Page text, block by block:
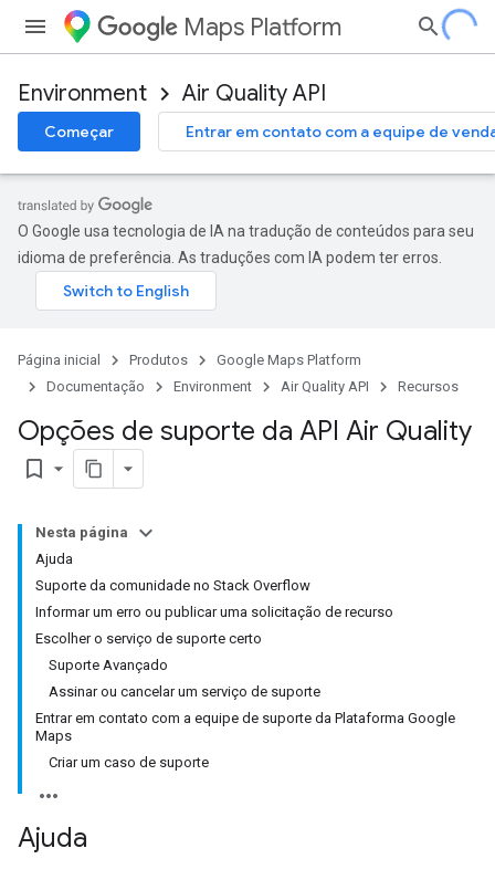
Maps Platform
Environment Air Quality API
Começar Entrar em contato com a equipe de
O Google usa tecnologia de IA na tradução de conteúdos para seu
idioma de preferência. As traduções com IA podem ter erros.
Página inicial Produtos
Google Maps Platform
Documentação
Environment Air Quality API Recursos
Opções de suporte da API Air Quality
bookmark_border
Nesta página
Ajuda
Suporte da comunidade no Stack Overflow
Informar um erro ou publicar uma solicitação de recurso
Escolher o serviço de suporte certo
Suporte Avançado
Assinar ou cancelar um serviço de suporte
Entrar em contato com a equipe de suporte da Plataforma Google
Maps
Criar um caso de suporte
Ajuda